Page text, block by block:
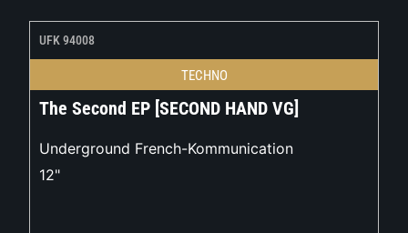
UFK 94008
TECHNO
The Second EP [SECOND HAND VG]
Underground French-Kommunication
12"